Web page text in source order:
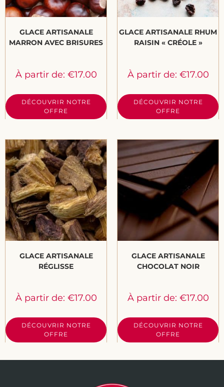
GLACE ARTISANALE
MARRON AVEC BRISURES
À partir de: €17.00
DÉCOUVRIR NOTRE
OFFRE
GLACE ARTISANALE RHUM
RAISIN « CRÉOLE »
À partir de: €17.00
DÉCOUVRIR NOTRE
OFFRE
GLACE ARTISANALE
RÉGLISSE
À partir de: €17.00
DÉCOUVRIR NOTRE
OFFRE
GLACE ARTISANALE
CHOCOLAT NOIR
À partir de: €17.00
DÉCOUVRIR NOTRE
OFFRE